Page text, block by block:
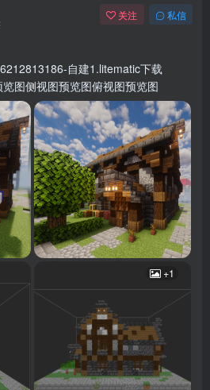
关注 私信
自建1.litematic下载
图侧视图预览图俯视图预览图
+1